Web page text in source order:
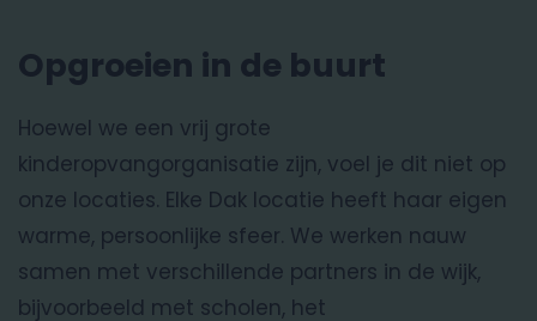
Opgroeien in de buurt
Hoewel we een vrij grote
kinderopvangorganisatie zijn, voel je dit niet op
onze locaties. Elke Dak locatie heeft haar eigen
warme, persoonlijke sfeer. We werken nauw
samen met verschillende partners in de wijk,
bijvoorbeeld met scholen, het